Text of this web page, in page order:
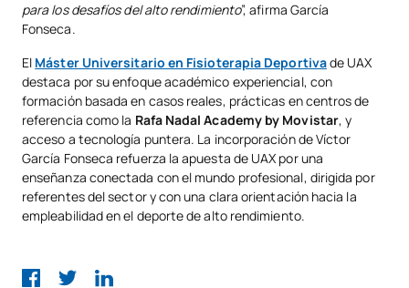
para los desafíos del alto rendimiento”, afirma García
Fonseca.
El Máster Universitario en Fisioterapia Deportivade UAX
destaca por su enfoque académico experiencial, con
formación basada en casos reales, prácticas en centros de
referencia como la Rafa Nadal Academy by Movistar, y
acceso a tecnología puntera. La incorporación de Víctor
García Fonseca refuerza la apuesta de UAX por una
enseñanza conectada con el mundo profesional, dirigida por
referentes del sector y con una clara orientación hacia la
empleabilidad en el deporte de alto rendimiento.